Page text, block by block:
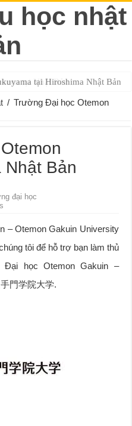
tại Hiroshima Nhật Bản
tại Nhật Bản
/ Trường Đại học Otemon
Nhật Bản
đại học
– Otemon Gakuin University
tôi để hỗ trợ bạn làm thủ
học Otemon Gakuin –
門学院大学.